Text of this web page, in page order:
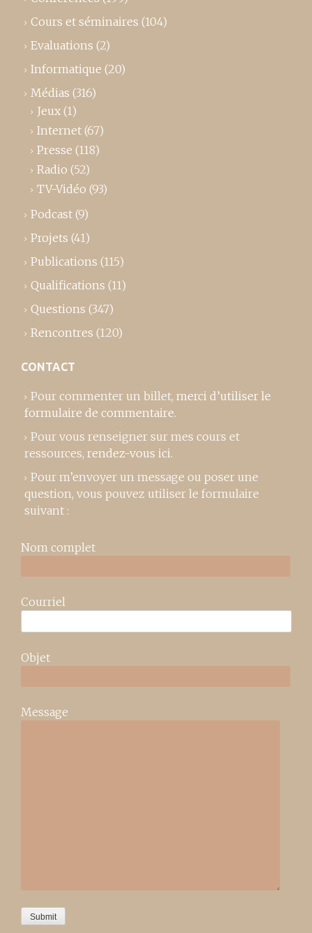
Cours et séminaires (104)
Evaluations (2)
Informatique (20)
Médias (316)
Jeux (1)
Internet (67)
Presse (118)
Radio (52)
TV-Vidéo (93)
Podcast (9)
Projets (41)
Publications (115)
Qualifications (11)
Questions (347)
Rencontres (120)
CONTACT
Pour commenter un billet, merci d’utiliser le
formulaire de commentaire.
Pour vous renseigner sur mes cours et
ressources, rendez-vous ici.
Pour m’envoyer un message ou poser une
question, vous pouvez utiliser le formulaire
suivant :
Nom complet
Courriel
Objet
Message